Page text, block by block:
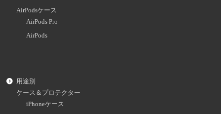
AirPodsケース
AirPods Pro
AirPods
用途別
ケース＆プロテクター
iPhoneケース